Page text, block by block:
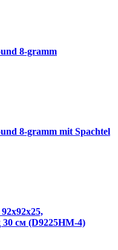
8-gramm
8-gramm mit Spachtel
см (D9225HM-4)